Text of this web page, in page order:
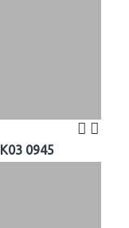
K03 0945